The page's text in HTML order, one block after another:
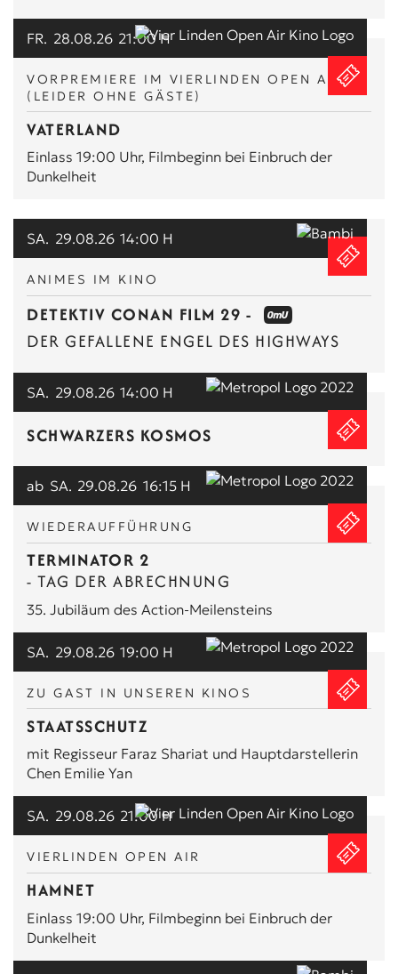
VORPREMIERE IM VIERLINDEN OPEN AIR
(LEIDER OHNE GÄSTE)
VATERLAND
Einlass 19:00 Uhr, Filmbeginn bei Einbruch der
Dunkelheit
FR. 28.08.26 21:00 H
ANIMES IM KINO
DETEKTIV CONAN FILM 29 -
DER GEFALLENE ENGEL DES HIGHWAYS
SA. 29.08.26 14:00 H
SCHWARZERS KOSMOS
SA. 29.08.26 14:00 H
WIEDERAUFFÜHRUNG
TERMINATOR 2
- TAG DER ABRECHNUNG
35. Jubiläum des Action-Meilensteins
ab SA. 29.08.26 16:15 H
ZU GAST IN UNSEREN KINOS
STAATSSCHUTZ
mit Regisseur Faraz Shariat und Hauptdarstellerin
Chen Emilie Yan
SA. 29.08.26 19:00 H
VIERLINDEN OPEN AIR
HAMNET
Einlass 19:00 Uhr, Filmbeginn bei Einbruch der
Dunkelheit
SA. 29.08.26 21:00 H